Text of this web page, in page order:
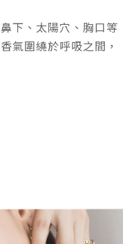
下、太陽穴、胸口等
氣圍繞於呼吸之間，